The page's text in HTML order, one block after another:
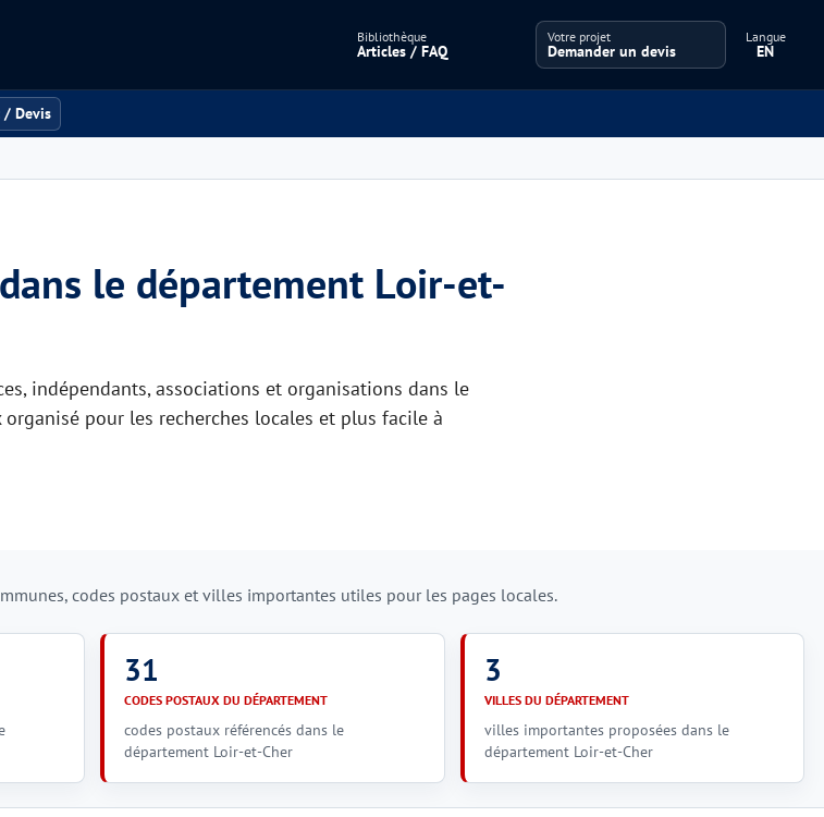
Bibliothèque
Articles / FAQ
Votre projet
Demander un devis
Langue
EN
/ Devis
le département Loir-et-
indépendants, associations et organisations dans le
pour les recherches locales et plus facile à
codes postaux et villes importantes utiles pour les pages locales.
31
CODES POSTAUX DU DÉPARTEMENT
codes postaux référencés dans le
département Loir-et-Cher
3
VILLES DU DÉPARTEMENT
villes importantes proposées dans le
département Loir-et-Cher